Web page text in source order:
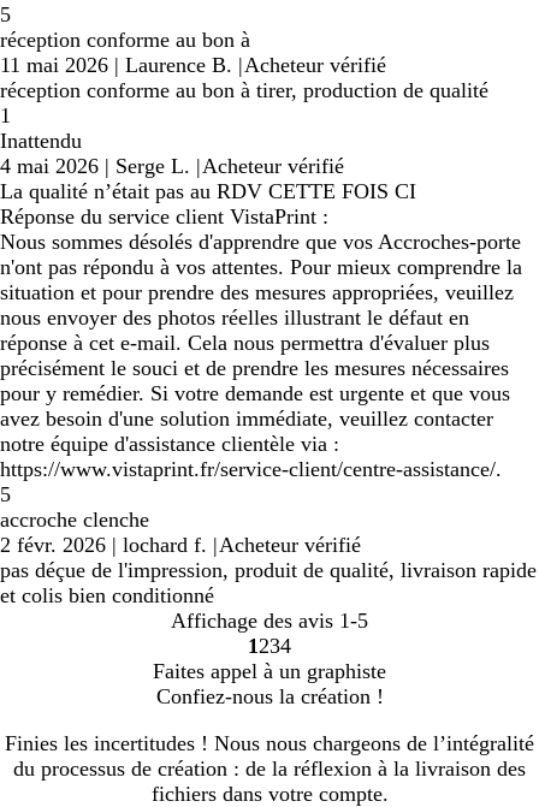
5
réception conforme au bon à
11 mai 2026 | Laurence B. |Acheteur vérifié
réception conforme au bon à tirer, production de qualité
1
Inattendu
4 mai 2026 | Serge L. |Acheteur vérifié
La qualité n’était pas au RDV CETTE FOIS CI
Réponse du service client VistaPrint :
Nous sommes désolés d'apprendre que vos Accroches-porte
n'ont pas répondu à vos attentes. Pour mieux comprendre la
situation et pour prendre des mesures appropriées, veuillez
nous envoyer des photos réelles illustrant le défaut en
réponse à cet e-mail. Cela nous permettra d'évaluer plus
précisément le souci et de prendre les mesures nécessaires
pour y remédier. Si votre demande est urgente et que vous
avez besoin d'une solution immédiate, veuillez contacter
notre équipe d'assistance clientèle via :
https://www.vistaprint.fr/service-client/centre-assistance/.
5
accroche clenche
2 févr. 2026 | lochard f. |Acheteur vérifié
pas déçue de l'impression, produit de qualité, livraison rapide
et colis bien conditionné
Affichage des avis 1-5
Accéder
à
la
1 Accéder
à
la
2 Accéder
à
la
3Accéder
à
la
page
4
Faites appel à un graphiste
Confiez-nous la création !
Finies les incertitudes ! Nous nous chargeons de l’intégralité
du processus de création : de la réflexion à la livraison des
fichiers dans votre compte.